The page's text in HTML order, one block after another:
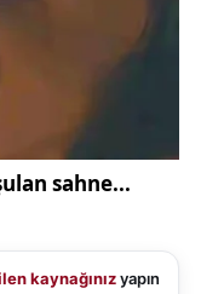
kaynağınızyapın